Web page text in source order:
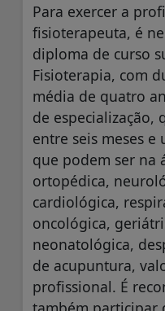
Para exercer a
fisioterapeuta, é
diploma de curso
Fisioterapia, com
média de quatro
de especialização,
entre seis meses e
que podem ser na
ortopédica,
cardiológica,
oncológica,
neonatológica,
de acupuntura,
profissional. É